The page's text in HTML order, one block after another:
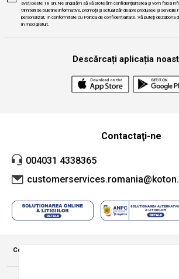
aveți peste 18 ani.Ne angajăm să vă protejăm confidențialitatea și vom folosi
trimiterii de buletine informative, promoții și actualizări despre produsele și
personalizat, în conformitate cu Politica de confidențialitate. Vă puteți dezabona
în mod gratuit.
Descărcați aplicația
Companie
Contactaţi-ne
004031 4338365